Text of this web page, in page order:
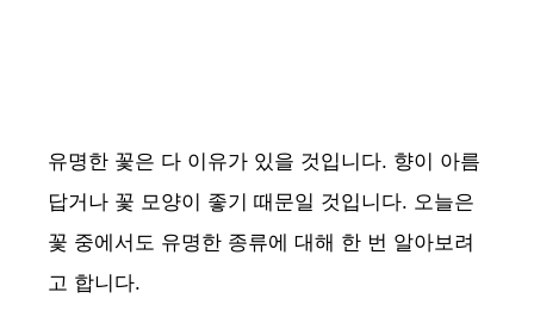
유명한 꽃은 다 이유가 있을 것입니다. 향이 아름
답거나 꽃 모양이 좋기 때문일 것입니다. 오늘은
꽃 중에서도 유명한 종류에 대해 한 번 알아보려
고 합니다.